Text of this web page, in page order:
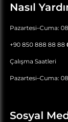
Nasıl
Pazartesi–Cuma:
+90 850 888 88 88
Çalışma Saatleri
Pazartesi–Cuma:
Sosyal